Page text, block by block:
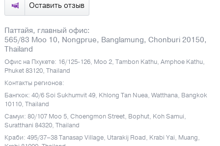
Оставить отзыв
Паттайя, главный офис:
565/83 Moo 10, Nongprue, Banglamung, Chonburi 20150,
Thailand
Офис на Пхукете: 16/125-126, Moo 2, Tambon Kathu, Amphoe Kathu,
Phuket 83120, Thailand
Контакты регионов:
Бангкок: 40/6 Soi Sukhumvit 49, Khlong Tan Nuea, Watthana, Bangkok
10110, Thailand
Самуи: 80/107 Moo 5, Choengmon Street, Bophut, Koh Samui,
Suratthani 84320, Thailand
Краби: 495/37–38 Tanasap Village, Utarakij Road, Krabi Yai, Muang,